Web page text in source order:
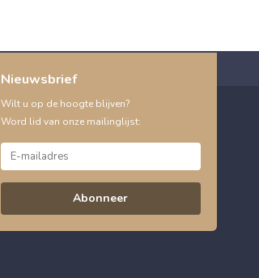
Nieuwsbrief
Wilt u op de hoogte blijven?
Word lid van onze mailinglijst:
Abonneer